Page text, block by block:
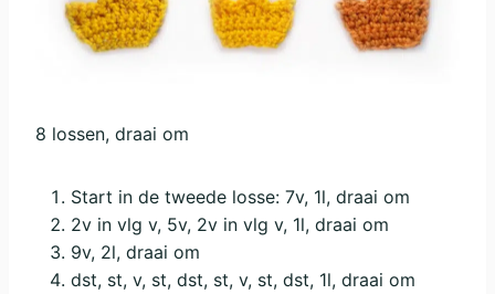
8 lossen, draai om
Start in de tweede losse: 7v, 1l, draai om
2v in vlg v, 5v, 2v in vlg v, 1l, draai om
9v, 2l, draai om
dst, st, v, st, dst, st, v, st, dst, 1l, draai om